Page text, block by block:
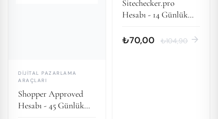
DIJITAL PAZARLAMA
ARAÇLARI
Shopper Approved
Hesabı - 45 Günlük
Sitechecker.pro
Hesabı - 14 Günlük
₺70,00 ₺104,90 arrow_forward